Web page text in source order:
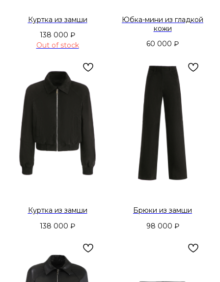
Куртка из замши
138 000 ₽
Out of stock
Юбка-мини из гладкой
кожи
60 000 ₽
Куртка из замши
138 000 ₽
Брюки из замши
98 000 ₽